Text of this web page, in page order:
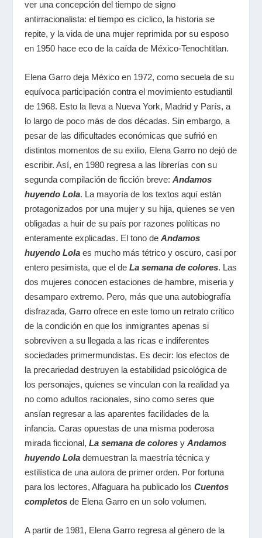
ver una concepción del tiempo de signo
antirracionalista: el tiempo es cíclico, la historia se
repite, y la vida de una mujer reprimida por su esposo
en 1950 hace eco de la caída de México-Tenochtitlan.
Elena Garro deja México en 1972, como secuela de su
equívoca participación contra el movimiento estudiantil
de 1968. Esto la lleva a Nueva York, Madrid y París, a
lo largo de poco más de dos décadas. Sin embargo, a
pesar de las dificultades económicas que sufrió en
distintos momentos de su exilio, Elena Garro no dejó de
escribir. Así, en 1980 regresa a las librerías con su
segunda compilación de ficción breve:Andamos
huyendo Lola. La mayoría de los textos aquí están
protagonizados por una mujer y su hija, quienes se ven
obligadas a huir de su país por razones políticas no
enteramente explicadas. El tono deAndamos
huyendo Lola es mucho más tétrico y oscuro, casi por
entero pesimista, que el deLa semana de colores. Las
dos mujeres conocen estaciones de hambre, miseria y
desamparo extremo. Pero, más que una autobiografía
disfrazada, Garro ofrece en este tomo un retrato crítico
de la condición en que los inmigrantes apenas si
sobreviven a su llegada a las ricas e indiferentes
sociedades primermundistas. Es decir: los efectos de
la precariedad destruyen la estabilidad psicológica de
los personajes, quienes se vinculan con la realidad ya
no como adultos racionales, sino como seres que
ansían regresar a las aparentes facilidades de la
infancia. Caras opuestas de una misma poderosa
mirada ficcional, La semana de colores yAndamos
huyendo Lola demuestran la maestría técnica y
estilística de una autora de primer orden. Por fortuna
para los lectores, Alfaguara ha publicado losCuentos
completos de Elena Garro en un solo volumen.
A partir de 1981, Elena Garro regresa al género de la